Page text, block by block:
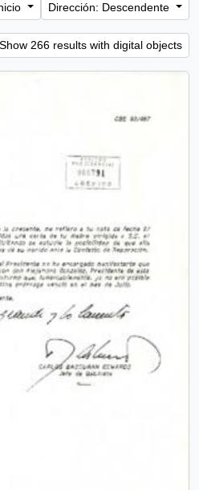
Dirección: Descendente
Show 266 results with digital objects